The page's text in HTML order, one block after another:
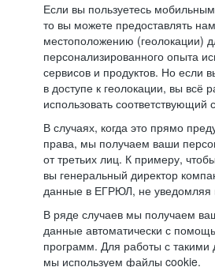
Если вы пользуетесь
то вы можете предоставлять
местоположению (геолокации)
персонализированного опыта
сервисов и продуктов. Но если
в доступе к геолокации, вы всё
использовать соответствующий
В случаях, когда это прямо
права, мы получаем ваши
от третьих лиц. К примеру,
вы генеральный директор
данные в ЕГРЮЛ, не уведомляя
В ряде случаев мы получаем
данные автоматически с
программ. Для работы с
мы используем файлы cookie.